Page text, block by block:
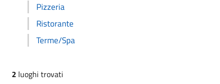
Pizzeria
Ristorante
Terme/Spa
2 luoghi trovati